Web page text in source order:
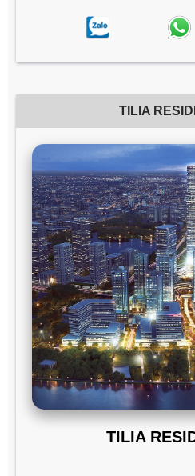
TILIA
TILIA